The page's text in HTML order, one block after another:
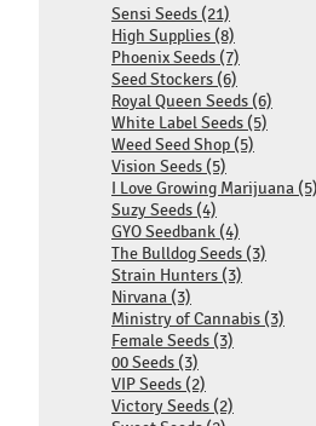
Sensi Seeds (21)
High Supplies (8)
Phoenix Seeds (7)
Seed Stockers (6)
Royal Queen Seeds (6)
White Label Seeds (5)
Weed Seed Shop (5)
Vision Seeds (5)
I Love Growing Marijuana (5)
Suzy Seeds (4)
GYO Seedbank (4)
The Bulldog Seeds (3)
Strain Hunters (3)
Nirvana (3)
Ministry of Cannabis (3)
Female Seeds (3)
00 Seeds (3)
VIP Seeds (2)
Victory Seeds (2)